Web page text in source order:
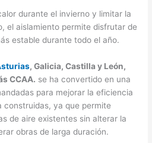
durante el invierno y limitar la
el aislamiento permite disfrutar de
estable durante todo el año.
, Galicia, Castilla y León,
CCAA. se ha convertido en una
para mejorar la eficiencia
ya que permite
de aire existentes sin alterar la
obras de larga duración.